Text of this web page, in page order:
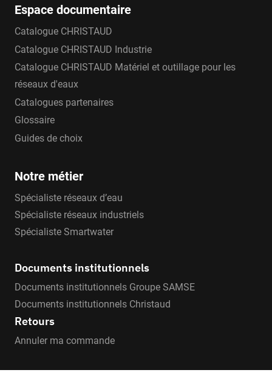
Espace documentaire
Catalogue CHRISTAUD
Catalogue CHRISTAUD Industrie
Catalogue CHRISTAUD Matériel et outillage pour les
réseaux d'eaux
Catalogues partenaires
Glossaire
Guides de choix
Notre métier
Spécialiste réseaux d’eau
Spécialiste réseaux industriels
Spécialiste Smartwater
Documents institutionnels
Documents institutionnels Groupe SAMSE
Documents institutionnels Christaud
Retours
Annuler ma commande